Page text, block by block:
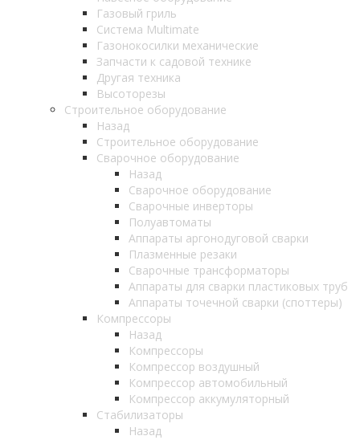
Газовый гриль
Система Multimate
Газонокосилки механические
Запчасти к садовой технике
Другая техника
Высоторезы
Строительное оборудование
Назад
Строительное оборудование
Сварочное оборудование
Назад
Сварочное оборудование
Сварочные инверторы
Полуавтоматы
Аппараты аргонодуговой сварки
Плазменные резаки
Сварочные трансформаторы
Аппараты для сварки пластиковых труб
Аппараты точечной сварки (споттеры)
Компрессоры
Назад
Компрессоры
Компрессор воздушный
Компрессор автомобильный
Компрессор аккумуляторный
Стабилизаторы
Назад